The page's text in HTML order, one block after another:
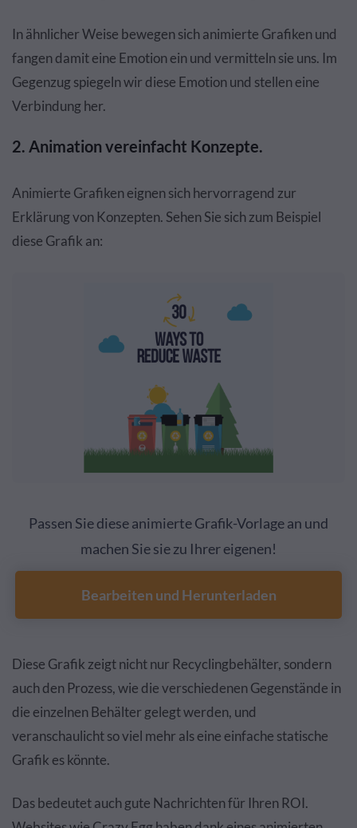
In ähnlicher Weise bewegen sich animierte Grafiken und
fangen damit eine Emotion ein und vermitteln sie uns. Im
Gegenzug spiegeln wir diese Emotion und stellen eine
Verbindung her.
2. Animation vereinfacht Konzepte.
Animierte Grafiken eignen sich hervorragend zur
Erklärung von Konzepten. Sehen Sie sich zum Beispiel
diese Grafik an:
Passen Sie diese animierte Grafik-Vorlage an und
machen Sie sie zu Ihrer eigenen!
Bearbeiten und Herunterladen
Diese Grafik zeigt nicht nur Recyclingbehälter, sondern
auch den Prozess, wie die verschiedenen Gegenstände in
die einzelnen Behälter gelegt werden, und
veranschaulicht so viel mehr als eine einfache statische
Grafik es könnte.
Das bedeutet auch gute Nachrichten für Ihren ROI.